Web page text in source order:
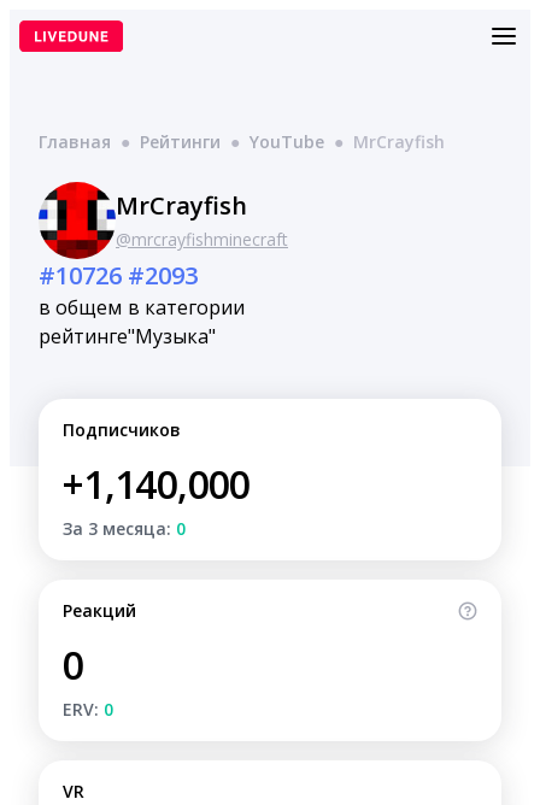
Перейти
Главная ● Рейтинги ● YouTube ● MrCrayfish
MrCrayfish
@mrcrayfishminecraft
#10726
в общем
рейтинге
#2093
в категории
"Музыка"
Подписчиков
+1,140,000
За 3 месяца: 0
Реакций
0
ERV: 0
VR